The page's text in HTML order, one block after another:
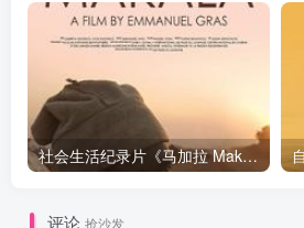
社会生活纪录片《马加拉 Makala》下载
评论 抢沙发